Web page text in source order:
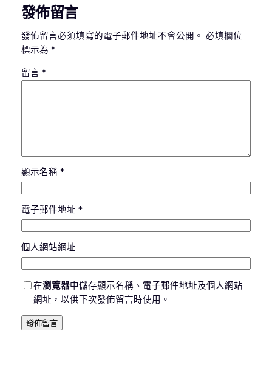
發佈留言
發佈留言必須填寫的電子郵件地址不會公開。 必填欄位
標示為 *
留言 *
顯示名稱 *
電子郵件地址 *
個人網站網址
在瀏覽器中儲存顯示名稱、電子郵件地址及個人網站
網址，以供下次發佈留言時使用。